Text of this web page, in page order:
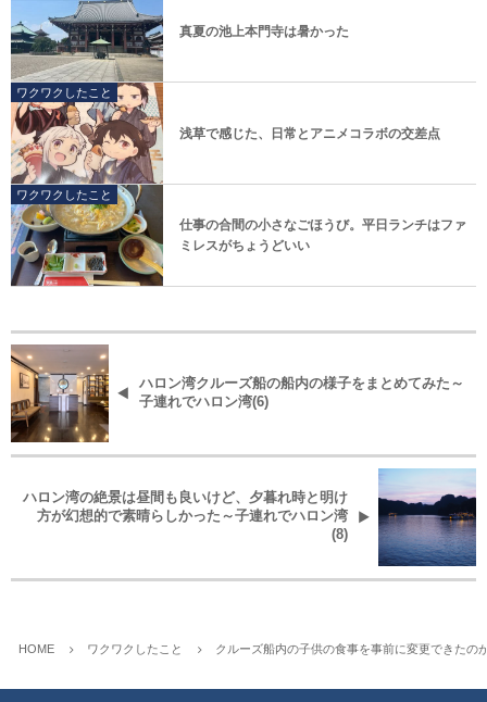
真夏の池上本門寺は暑かった
ワクワクしたこと
浅草で感じた、日常とアニメコラボの交差点
ワクワクしたこと
仕事の合間の小さなごほうび。平日ランチはファ
ミレスがちょうどいい
ハロン湾クルーズ船の船内の様子をまとめてみた～
子連れでハロン湾(6)
ハロン湾の絶景は昼間も良いけど、夕暮れ時と明け
方が幻想的で素晴らしかった～子連れでハロン湾
(8)
HOME ワクワクしたこと クルーズ船内の子供の食事を事前に変更できたの